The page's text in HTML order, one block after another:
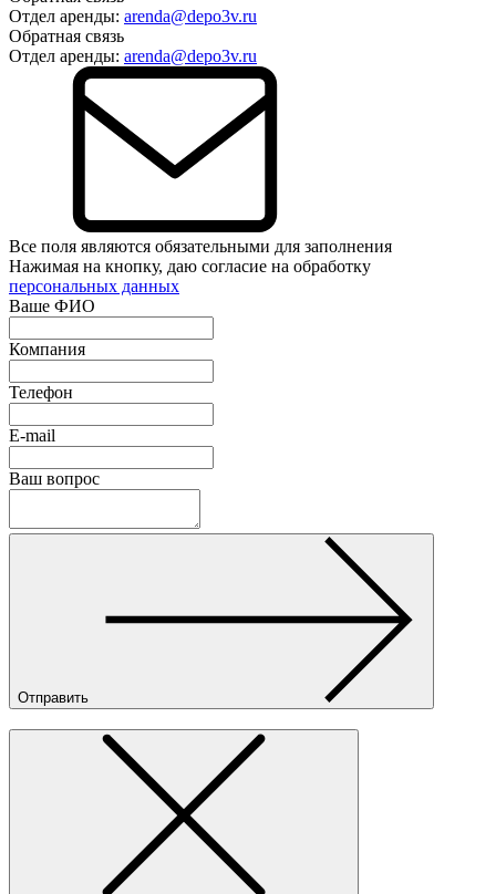
Отдел аренды: arenda@depo3v.ru
Обратная связь
Отдел аренды: arenda@depo3v.ru
Все поля являются обязательными для заполнения
Нажимая на кнопку, даю согласие на обработку
персональных данных
Ваше ФИО
Компания
Телефон
E-mail
Ваш вопрос
Отправить